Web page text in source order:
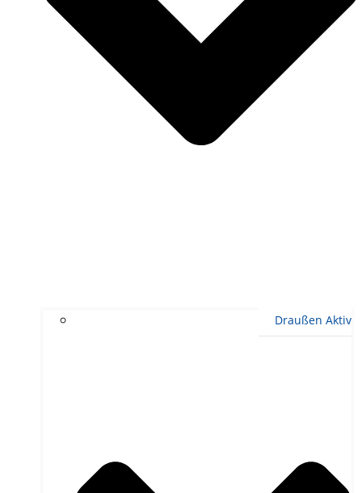
Draußen Aktiv